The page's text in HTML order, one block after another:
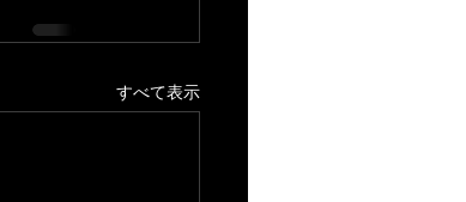
すべて表示